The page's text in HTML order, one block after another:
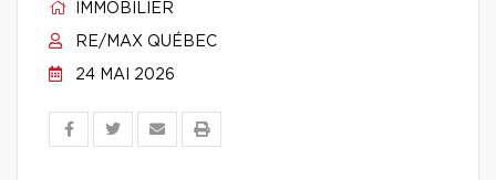
IMMOBILIER
RE/MAX QUÉBEC
24 MAI 2026